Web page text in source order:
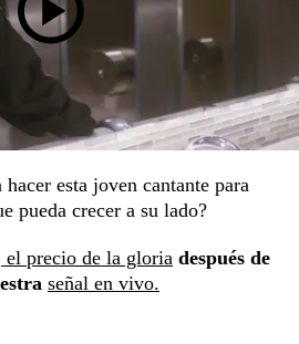
hacer esta joven cantante para
pueda crecer a su lado?
el precio de la gloria después de
señal en vivo.